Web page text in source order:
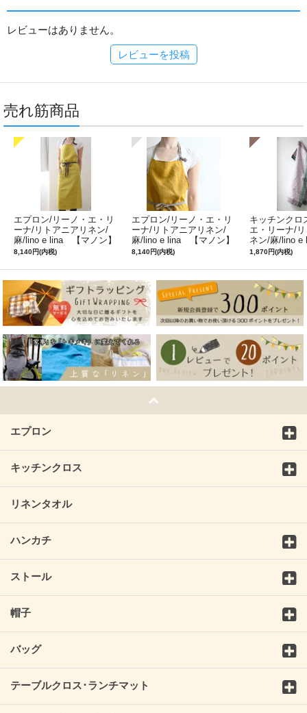
レビューはありません。
レビューを投稿
売れ筋商品
エプロン/リーノ・エ・リ
ーナ/リトアニアリネン/
麻/lino e lina 【マノン】
ミモザ
8,140円(内税)
エプロン/リーノ・エ・リ
ーナ/リトアニアリネン/
麻/lino e lina 【マノン】
サフランイエロー
8,140円(内税)
キッチンクロ
エ・リーナ/
ネン/麻/lino
ルフィ】パー
1,870円(内税)
エプロン
キッチンクロス
リネンタオル
ハンカチ
ストール
帽子
バッグ
テーブルクロス･ランチマット